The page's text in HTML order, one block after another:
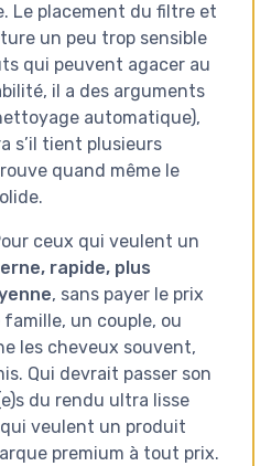
Le placement du filtre et
un peu trop sensible
qui peuvent agacer au
il a des arguments
automatique),
s’il tient plusieurs
quand même le
ceux qui veulent un
rapide, plus
, sans payer le prix
famille, un couple, ou
les cheveux souvent,
Qui devrait passer son
du rendu ultra lisse
veulent un produit
premium à tout prix.